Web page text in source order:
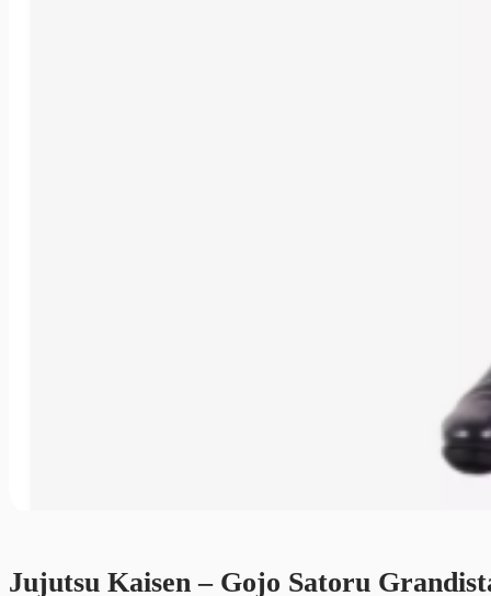
Jujutsu Kaisen – Gojo Satoru